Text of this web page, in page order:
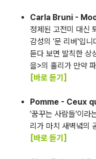
Carla Bruni -
정제된 고전미 대신
감성의 '문 리버'입니
듣다 보면 발칙한 상
을>의 홀리가 만약
[바로 듣기]
Pomme - Ceux
'꿈꾸는 사람들'이라
리가 마치 새벽녘의
[바로 듣기]